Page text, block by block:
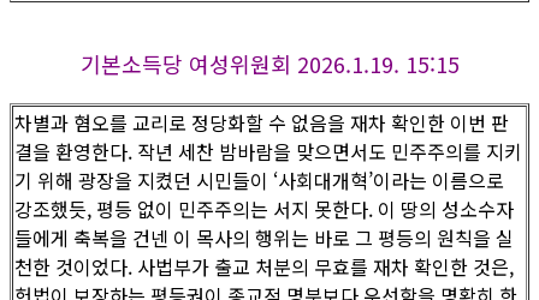
기본소득당 여성위원회 2026.1.19. 15:15​
차별과 혐오를 교리로 정당화할 수 없음을 재차 확인한 이번 판
결을 환영한다. 작년 세찬 밤바람을 맞으면서도 민주주의를 지키
기 위해 광장을 지켰던 시민들이 ‘사회대개혁’이라는 이름으로
강조했듯, 평등 없이 민주주의는 서지 못한다. 이 땅의 성소수자
들에게 축복을 건넨 이 목사의 행위는 바로 그 평등의 원칙을 실
천한 것이었다. 사법부가 출교 처분의 무효를 재차 확인한 것은,